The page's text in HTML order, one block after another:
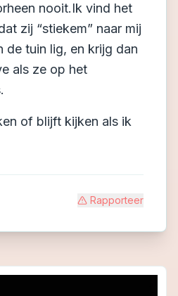
nooit.Ik vind het
zij “stiekem” naar mij
de tuin lig, en krijg dan
als ze op het
of blijft kijken als ik
Rapporteer